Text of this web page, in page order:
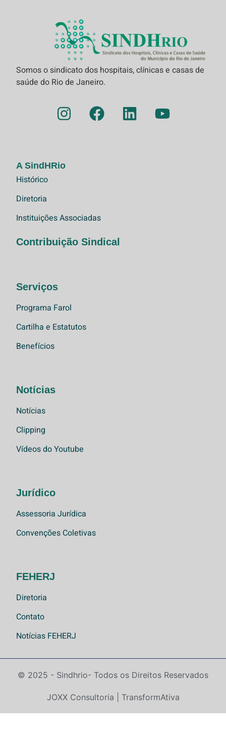
Somos o sindicato dos hospitais, clínicas e casas de
saúde do Rio de Janeiro.
A SindHRio
Histórico
Diretoria
Instituições Associadas
Contribuição Sindical
Serviços
Programa Farol
Cartilha e Estatutos
Benefícios
Notícias
Notícias
Clipping
Vídeos do Youtube
Jurídico
Assessoria Jurídica
Convenções Coletivas
FEHERJ
Diretoria
Contato
Notícias FEHERJ
© 2025 - Sindhrio- Todos os Direitos Reservados
JOXX Consultoria | TransformAtiva